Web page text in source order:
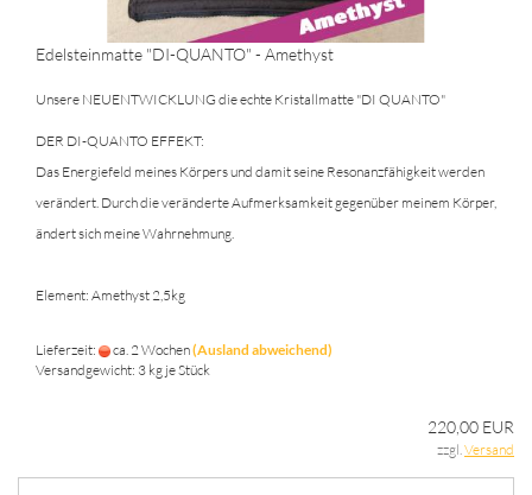
Edelsteinmatte "DI-QUANTO" - Amethyst
Unsere NEUENTWICKLUNG die echte Kristallmatte "DI QUANTO"
DER DI-QUANTO EFFEKT:
Das Energiefeld meines Körpers und damit seine Resonanzfähigkeit werden
verändert. Durch die veränderte Aufmerksamkeit gegenüber meinem Körper,
ändert sich meine Wahrnehmung.
Element: Amethyst 2,5kg
Lieferzeit: ca. 2 Wochen(Ausland abweichend)
Versandgewicht: 3 kg je Stück
220,00 EUR
zzgl.Versand